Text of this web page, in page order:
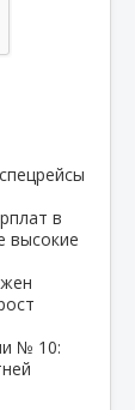
в
высокие
№ 10: